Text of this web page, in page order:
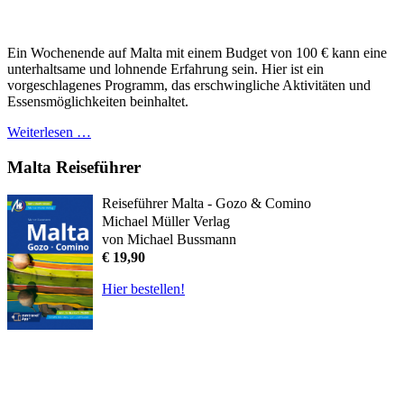
Ein Wochenende auf Malta mit einem Budget von 100 € kann eine
unterhaltsame und lohnende Erfahrung sein. Hier ist ein
vorgeschlagenes Programm, das erschwingliche Aktivitäten und
Essensmöglichkeiten beinhaltet.
Weiterlesen …
Malta Reiseführer
Reiseführer Malta - Gozo & Comino
Michael Müller Verlag
von Michael Bussmann
€ 19,90
Hier bestellen!